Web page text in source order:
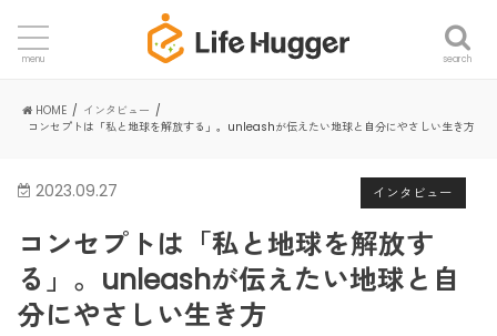
search
menu
HOME
インタビュー
コンセプトは「私と地球を解放する」。unleashが伝えたい地球と自分にやさしい生き方
インタビュー
2023.09.27
コンセプトは「私と地球を解放す
る」。unleashが伝えたい地球と自
分にやさしい生き方